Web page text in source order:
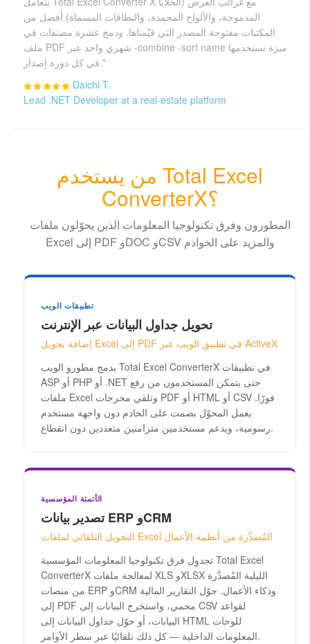
المدموجة، والألواح المجمدة، والنطاقات المسماة) أفضل من
المكتبات مفتوحة المصدر التي قيّمناها. ودمج عشرة مصنفات في
ملف PDF شهري واحد عبر -combine -sort name ميزة نستخدمها
في كل دورة إصدار."
Daichi T.
Lead .NET Developer at a real-estate platform
من يستخدم Total Excel
ConverterX؟
المطورون وفرق تكنولوجيا المعلومات الذين يحوّلون ملفات
Excel إلى PDF وDOC وCSV والمزيد على الخوادم
تطبيقات الويب
تحويل جداول البيانات عبر الإنترنت
إضافة تحويل Excel إلى PDF في تطبيق الويب عبر ActiveX
يدمج مطورو الويب Total Excel ConverterX في تطبيقات
ASP أو PHP أو .NET حتى يتمكن المستخدمون من رفع
ملفات Excel وتلقي مخرجات PDF أو HTML أو CSV فورًا.
يعمل المحوّل بصمت على الخادم دون واجهة مستخدم
رسومية، ويدعم مستخدمين متزامنين متعددين دون انقطاع.
الأتمتة المؤسسية
تصدير بيانات ERP وCRM
التحويل التلقائي لملفات Excel المُصدَّرة من أنظمة الأعمال
تجدوِل فرق تكنولوجيا المعلومات المؤسسية Total Excel
ConverterX لمعالجة ملفات XLS وXLSX الليلية المُصدَّرة
من منصات ERP وCRM وذكاء الأعمال. حوّل التقارير المالية
إلى PDF محمي، واستخرج البيانات إلى CSV لقواعد
البيانات، أو حوّل جداول البيانات إلى HTML للوحات
المعلومات الداخلية — كل ذلك تلقائيًا عبر سطر الأوامر.